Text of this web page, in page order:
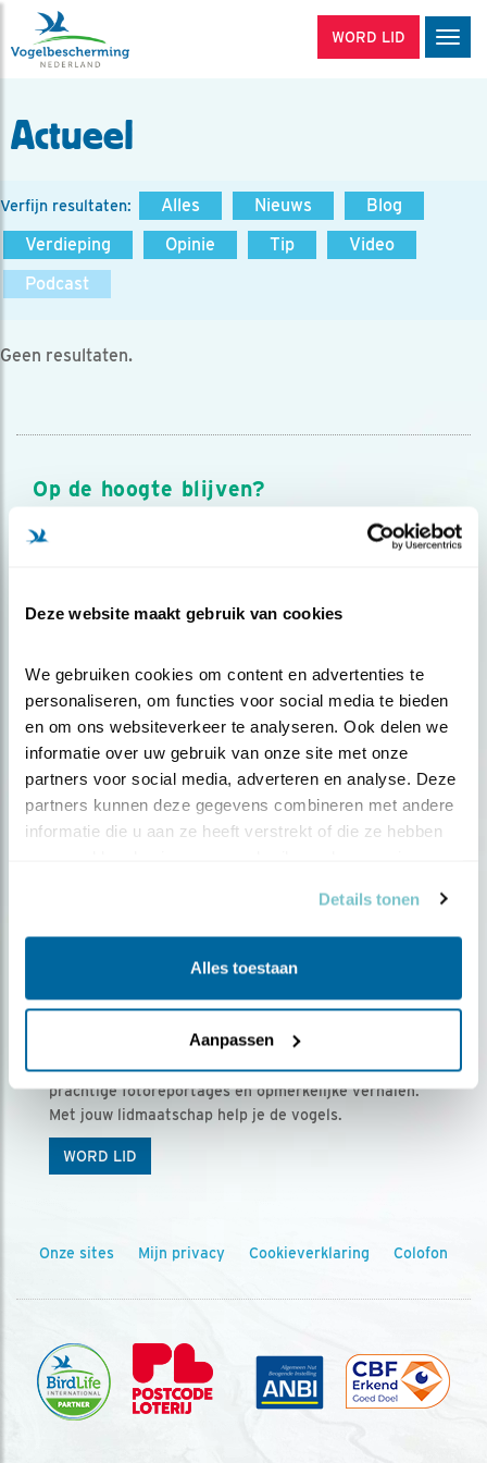
Deze website maakt gebruik van cookies
We gebruiken cookies om content en advertenties te
personaliseren, om functies voor social media te bieden
en om ons websiteverkeer te analyseren. Ook delen we
informatie over uw gebruik van onze site met onze
partners voor social media, adverteren en analyse. Deze
partners kunnen deze gegevens combineren met andere
informatie die u aan ze heeft verstrekt of die ze hebben
Details tonen
Alles toestaan
Aanpassen
WORD LID
Actueel
Verfijn resultaten: Alles Nieuws
Blog
Verdieping
Opinie Tip
Video
Podcast
Geen resultaten.
Op de hoogte blijven?
Meld je aan en ontvang nieuws, inspiratie, acties en tips
over vogels en activiteiten van Vogelbescherming.
Ontvang 5 x Vogels voor € 36,00 per jaar
Vogels is het tijdschrift voor onze leden, met
prachtige fotoreportages en opmerkelijke verhalen.
Met jouw lidmaatschap help je de vogels.
WORD LID
Onze sites Mijn privacy Cookieverklaring Colofon